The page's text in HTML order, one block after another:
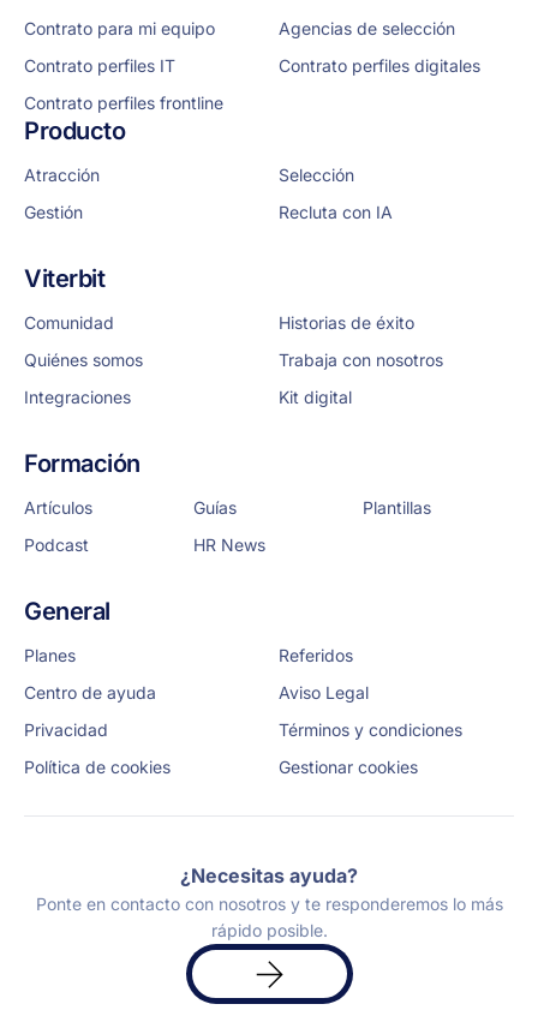
Contrato para mi equipo
Agencias de selección
Contrato perfiles IT
Contrato perfiles digitales
Contrato perfiles frontline
Producto
Atracción
Selección
Gestión
Recluta con IA
Viterbit
Comunidad
Historias de éxito
Quiénes somos
Trabaja con nosotros
Integraciones
Kit digital
Formación
Artículos Guías
Plantillas
Podcast
HR News
General
Planes
Referidos
Centro de ayuda
Aviso Legal
Privacidad
Términos y condiciones
Política de cookies
Gestionar cookies
¿Necesitas ayuda?
Ponte en contacto con nosotros y te responderemos lo más
rápido posible.
Solicita
una
demo